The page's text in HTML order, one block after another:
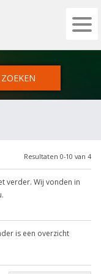
ZAKELIJKE PORTAL
Resultaten 0-10 van 4
verder. Wij vonden in
is een overzicht
weergegeven wanneer